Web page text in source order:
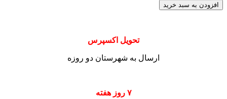
افزودن به سبد خرید
تحویل اکسپرس
ارسال به شهرستان دو روزه
۷ روز هفته